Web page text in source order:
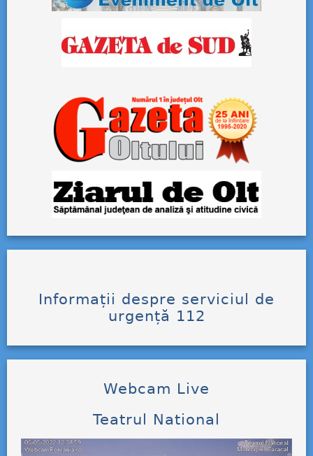
Informații despre serviciul de
urgență 112
Webcam Live
Teatrul National